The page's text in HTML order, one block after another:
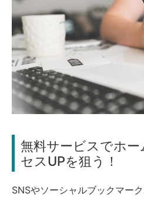
無料サービスでホー
セスUPを狙う！
SNSやソーシャルブックマー